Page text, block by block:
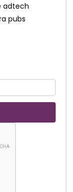
adtech
pubs